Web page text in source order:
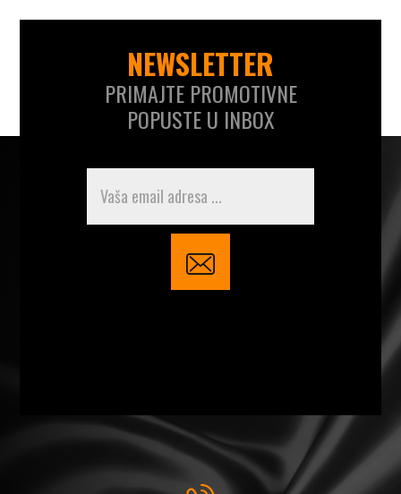
NEWSLETTER
PRIMAJTE PROMOTIVNE
POPUSTE U INBOX